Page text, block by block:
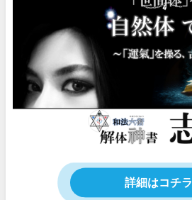
詳細はコチラ